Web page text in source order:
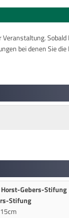
bei denen Sie
Gebers-Stifung
Stifung